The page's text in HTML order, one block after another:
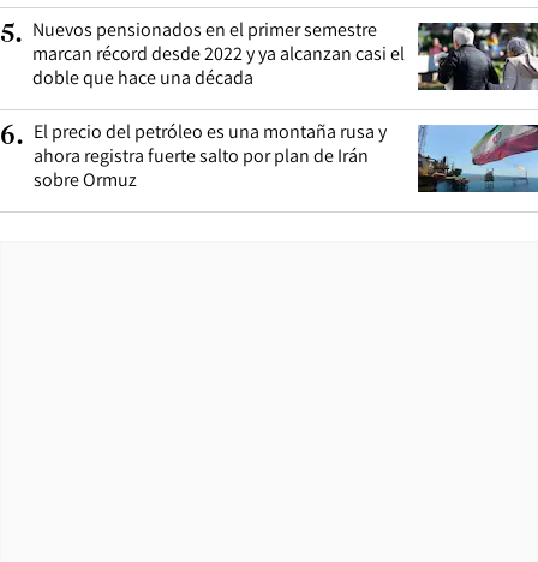
5. Nuevos pensionados en el primer semestre
marcan récord desde 2022 y ya alcanzan casi el
doble que hace una década
6. El precio del petróleo es una montaña rusa y
ahora registra fuerte salto por plan de Irán
sobre Ormuz